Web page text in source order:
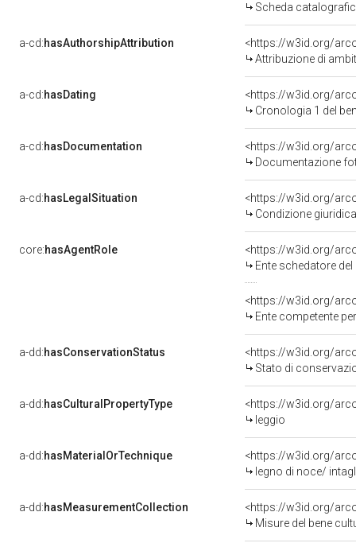
Scheda
a-cd:hasAuthorshipAttribution
<https://w3id.org/
Attribuzione di
a-cd:hasDating
<https://w3id.org/
Cronologia 1 del
a-cd:hasDocumentation
Documentazione
a-cd:hasLegalSituation
Condizione
core:hasAgentRole
<https://w3id.org/
Ente schedatore del bene
<https://w3id.org/
Ente competente per tutela
a-dd:hasConservationStatus
<https://w3id.org/
Stato di
a-dd:hasCulturalPropertyType
<https://w3id.org/
leggio
a-dd:hasMaterialOrTechnique
<https://w3id.org/
legno di noce/
a-dd:hasMeasurementCollection
<https://w3id.org/
Misure del bene